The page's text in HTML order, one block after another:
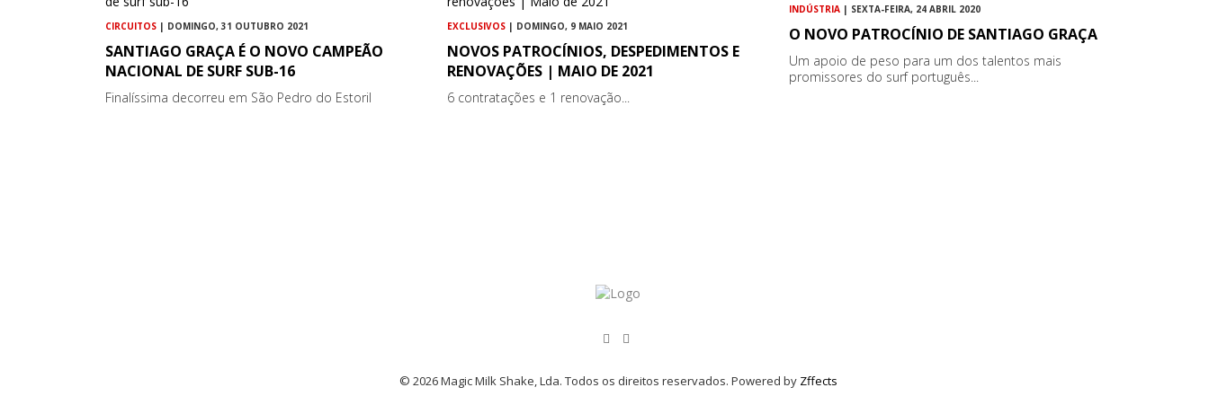
CIRCUITOS | DOMINGO, 31 OUTUBRO 2021
SANTIAGO GRAÇA É O NOVO CAMPEÃO
NACIONAL DE SURF SUB-16
Finalíssima decorreu em São Pedro do Estoril
EXCLUSIVOS | DOMINGO, 9 MAIO 2021
NOVOS PATROCÍNIOS, DESPEDIMENTOS E
RENOVAÇÕES | MAIO DE 2021
6 contratações e 1 renovação...
INDÚSTRIA | SEXTA-FEIRA, 24 ABRIL 2020
O NOVO PATROCÍNIO DE SANTIAGO GRAÇA
Um apoio de peso para um dos talentos mais
promissores do surf português...
© 2026 Magic Milk Shake, Lda. Todos os direitos reservados. Powered by Zffects